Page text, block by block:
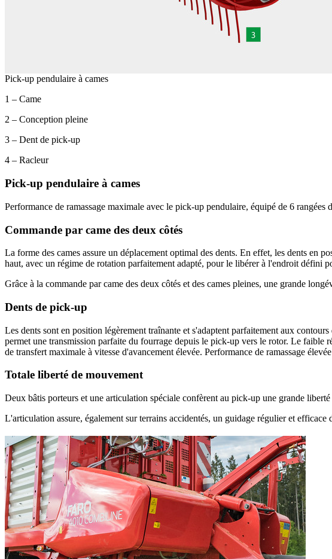
Pick-up pendulaire à cames
1 – Came
2 – Conception pleine
3 – Dent de pick-up
4 – Racleur
Pick-up pendulaire à cames
Performance de ramassage maximale avec le pick-up pendulaire, équipé de 6 rangées
Commande par came des deux côtés
La forme des cames assure un déplacement optimal des dents. En effet, les dents en
haut, avec un régime de rotation parfaitement adapté, pour le libérer à l'endroit défini
Grâce à la commande par came des deux côtés et des cames pleines, une grande
Dents de pick-up
Les dents sont en position légèrement traînante et s'adaptent parfaitement aux
permet une transmission parfaite du fourrage depuis le pick-up vers le rotor. Le
de transfert maximale à vitesse d'avancement élevée. Performance de ramassage
Totale liberté de mouvement
Deux bâtis porteurs et une articulation spéciale confèrent au pick-up une grande
L'articulation assure, également sur terrains accidentés, un guidage régulier et efficace